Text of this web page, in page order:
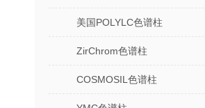
美国POLYLC色谱柱
ZirChrom色谱柱
COSMOSIL色谱柱